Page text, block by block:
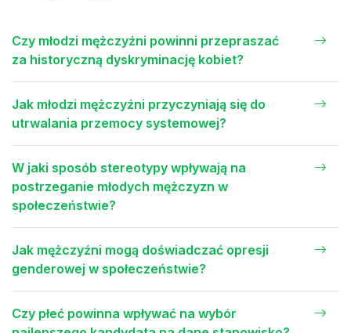
Czy młodzi mężczyźni powinni przepraszać
za historyczną dyskryminację kobiet?
Jak młodzi mężczyźni przyczyniają się do
utrwalania przemocy systemowej?
W jaki sposób stereotypy wpływają na
postrzeganie młodych mężczyzn w
społeczeństwie?
Jak mężczyźni mogą doświadczać opresji
genderowej w społeczeństwie?
Czy płeć powinna wpływać na wybór